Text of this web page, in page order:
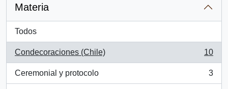
Materia
Todos
Condecoraciones (Chile)
, 10 resultados
10
Ceremonial y protocolo
, 3 resultados
3